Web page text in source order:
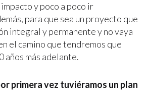
y poco a poco ir
para que sea un proyecto que
integral y permanente y no vaya
el camino que tendremos que
años más adelante.
primera vez tuviéramos un plan